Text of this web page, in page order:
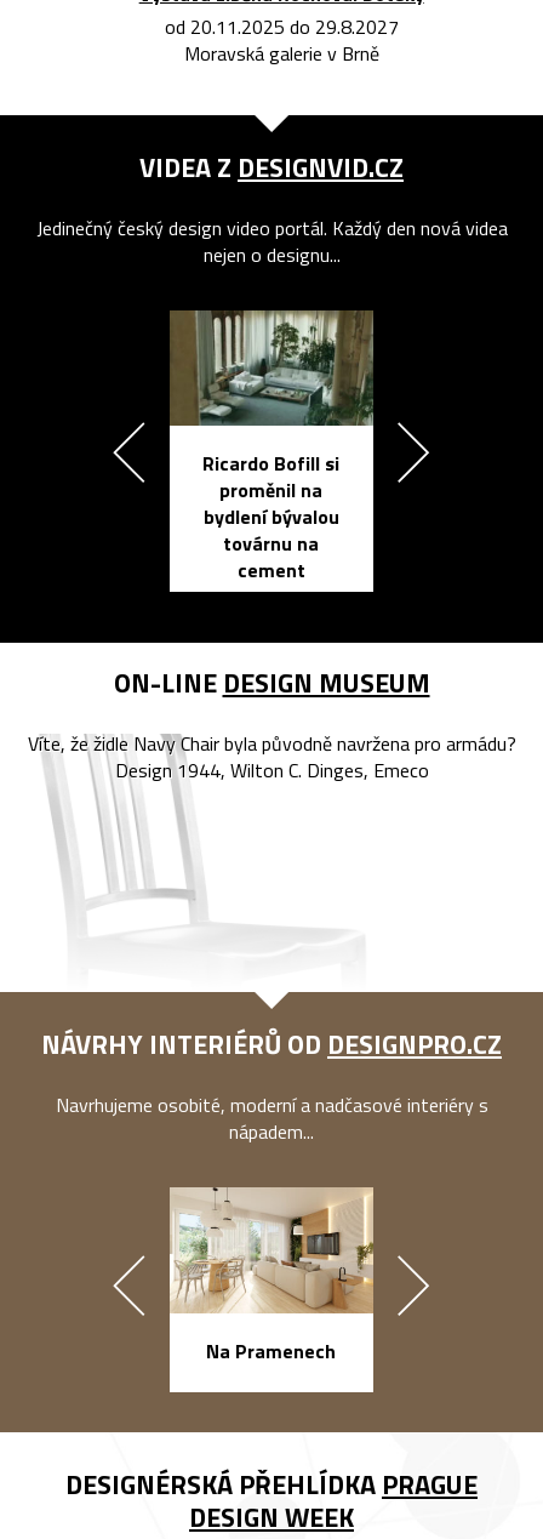
od 20.11.2025 do 29.8.2027
Moravská galerie v Brně
VIDEA Z DESIGNVID.CZ
Jedinečný český design video portál. Každý den nová videa
nejen o designu...
Ricardo Bofill si
proměnil na
bydlení bývalou
továrnu na
cement
ON-LINE DESIGN MUSEUM
Víte, že židle Navy Chair byla původně navržena pro armádu?
Design 1944, Wilton C. Dinges, Emeco
NÁVRHY INTERIÉRŮ OD DESIGNPRO.CZ
Navrhujeme osobité, moderní a nadčasové interiéry s
nápadem...
Na Pramenech
DESIGNÉRSKÁ PŘEHLÍDKA PRAGUE
DESIGN WEEK